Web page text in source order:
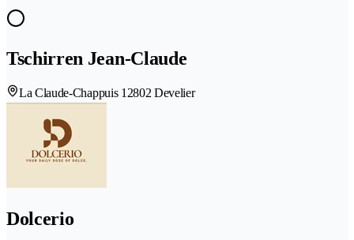
Tschirren Jean-Claude
La Claude-Chappuis 1 2802 Develier
Dolcerio